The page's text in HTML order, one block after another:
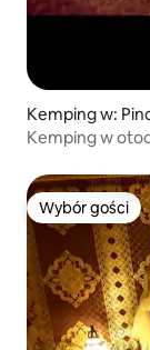
Kemping w:
Kemping w
Wybór gości
Wybór gości